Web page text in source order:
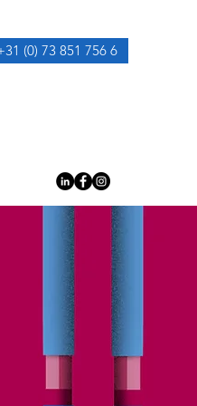
(0) 73 851 756 6